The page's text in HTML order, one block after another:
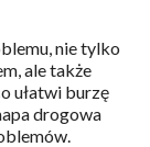
nie tylko
ale także
ułatwi burzę
drogowa